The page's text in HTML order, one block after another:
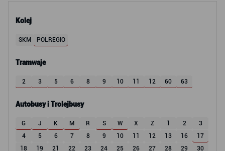
Kolej
SKM POLREGIO
Tramwaje
2 3 5 6 8 9 10 11 12 60 63
Autobusy i Trolejbusy
G J K M R S W X Z 1 2
3
4
5 6 7 8 9 10 11 12 13 16
17
18
19 21 22 23 24 25 26 27 28 29 30